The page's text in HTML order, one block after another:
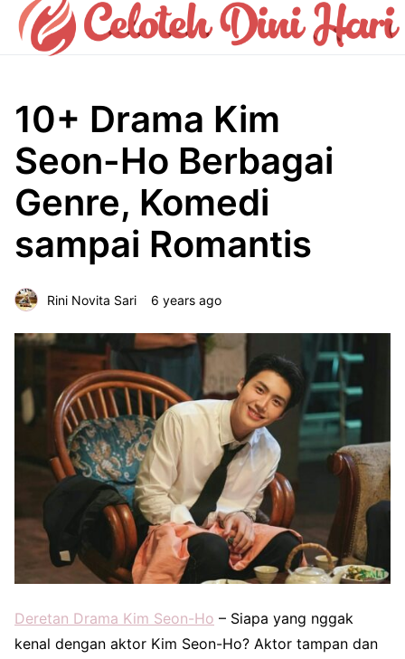
10+ Drama Kim
Seon-Ho Berbagai
Genre, Komedi
sampai Romantis
Rini Novita Sari 6 years ago
Deretan Drama Kim Seon-Ho – Siapa yang nggak
kenal dengan aktor Kim Seon-Ho? Aktor tampan dan